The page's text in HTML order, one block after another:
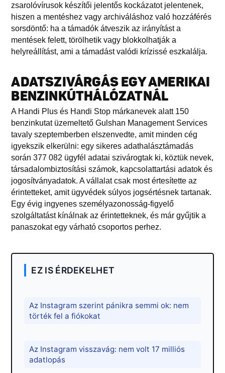
zsarolóvírusok készítői jelentős kockázatot jelentenek,
hiszen a mentéshez vagy archiváláshoz való hozzáférés
sorsdöntő: ha a támadók átveszik az irányítást a
mentések felett, törölhetik vagy blokkolhatják a
helyreállítást, ami a támadást valódi krízissé eszkalálja.
ADATSZIVÁRGÁS EGY AMERIKAI
BENZINKÚTHÁLÓZATNÁL
A Handi Plus és Handi Stop márkanevek alatt 150
benzinkutat üzemeltető Gulshan Management Services
tavaly szeptemberben elszenvedte, amit minden cég
igyekszik elkerülni: egy sikeres adathalásztámadás
során 377 082 ügyfél adatai szivárogtak ki, köztük nevek,
társadalombiztosítási számok, kapcsolattartási adatok és
jogosítványadatok. A vállalat csak most értesítette az
érintetteket, amit ügyvédek súlyos jogsértésnek tartanak.
Egy évig ingyenes személyazonosság-figyelő
szolgáltatást kínálnak az érintetteknek, és már gyűjtik a
panaszokat egy várható csoportos perhez.
EZ IS ÉRDEKELHET
Az Instagram szerint pánikra semmi ok: nem
törték fel a fiókokat
Az Instagram visszavág: nem volt 17 milliós
adatlopás